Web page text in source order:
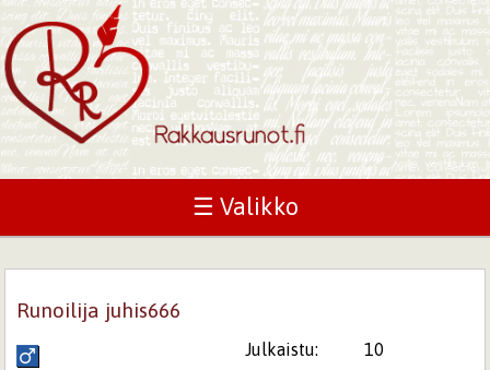
☰ Valikko
Runoilija juhis666
Julkaistu:
10